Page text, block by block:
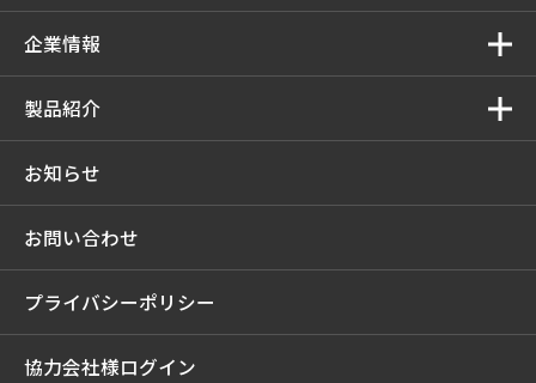
企業情報
製品紹介
お知らせ
お問い合わせ
プライバシーポリシー
協力会社様ログイン